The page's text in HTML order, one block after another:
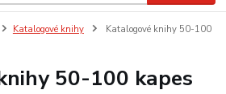
Katalogové knihy
Katalogové knihy 50-100
50-100 kapes